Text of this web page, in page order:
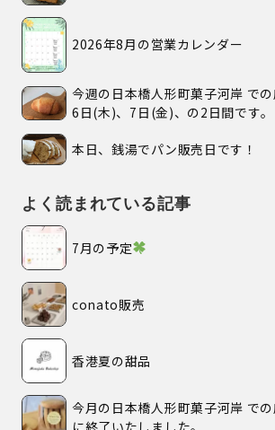
2026年8月の営業カレンダー
今週の日本橋人形町菓子河岸 で
6日(木)、7日(金)、の2日間です。
本日、銭湯でパン販売日です！
よく読まれている記事
7月の予定
conato販売
香港夏の甜品
今月の日本橋人形町菓子河岸 で